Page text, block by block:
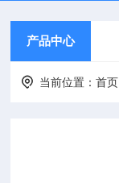
产品中心
当前位置：首页